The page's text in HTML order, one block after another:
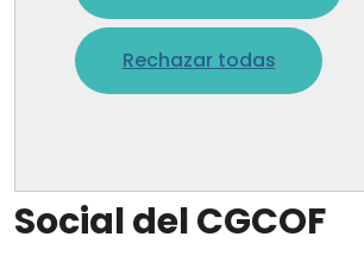
Rechazar todas
El programa Itaca
y el CCFC recibe una
mención especial
Premios a la
Social del CGCOF